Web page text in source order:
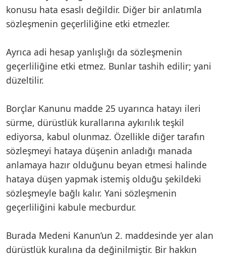
konusu hata esaslı değildir. Diğer bir anlatımla
sözleşmenin geçerliliğine etki etmezler.
Ayrıca adi hesap yanlışlığı da sözleşmenin
geçerliliğine etki etmez. Bunlar tashih edilir; yani
düzeltilir.
Borçlar Kanunu madde 25 uyarınca hatayı ileri
sürme, dürüstlük kurallarına aykırılık teşkil
ediyorsa, kabul olunmaz. Özellikle diğer tarafın
sözleşmeyi hataya düşenin anladığı manada
anlamaya hazır olduğunu beyan etmesi halinde
hataya düşen yapmak istemiş olduğu şekildeki
sözleşmeyle bağlı kalır. Yani sözleşmenin
geçerliliğini kabule mecburdur.
Burada Medeni Kanun’un 2. maddesinde yer alan
dürüstlük kuralına da değinilmiştir. Bir hakkın